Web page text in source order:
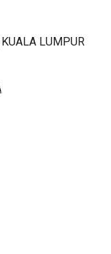
LUMPUR